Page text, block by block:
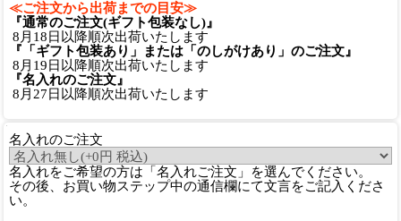
≪ご注文から出荷までの目安≫
『通常のご注文(ギフト包装なし)』
8月18日以降順次出荷いたします
『「ギフト包装あり」または「のしがけあり」のご注文』
8月19日以降順次出荷いたします
『名入れのご注文』
8月27日以降順次出荷いたします
名入れのご注文
名入れをご希望の方は「名入れご注文」を選んでください。
その後、お買い物ステップ中の通信欄にて文言をご記入くださ
い。